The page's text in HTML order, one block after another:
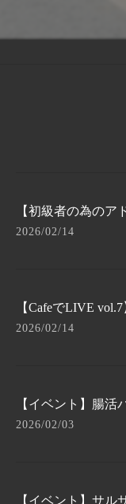
【初級者の為のア
2026/02/14
【CafeでLIVE vol.7
2026/02/14
【イベント】腸活
2026/02/03
【イベント】サル